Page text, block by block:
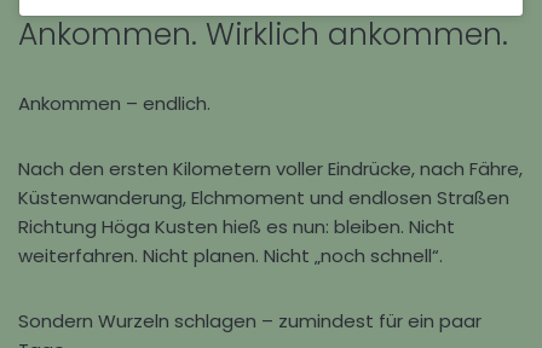
Ankommen. Wirklich ankommen.
Ankommen – endlich.
Nach den ersten Kilometern voller Eindrücke, nach Fähre,
Küstenwanderung, Elchmoment und endlosen Straßen
Richtung Höga Kusten hieß es nun: bleiben. Nicht
weiterfahren. Nicht planen. Nicht „noch schnell“.
Sondern Wurzeln schlagen – zumindest für ein paar